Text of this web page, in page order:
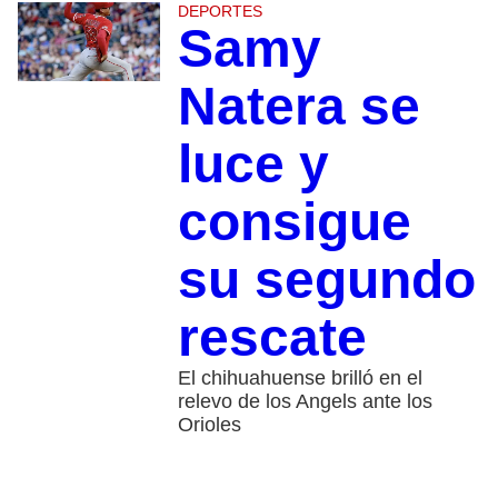
DEPORTES
Samy
Natera se
luce y
consigue
su segundo
rescate
El chihuahuense brilló en el
relevo de los Angels ante los
Orioles